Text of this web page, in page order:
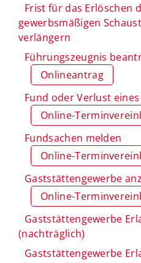
Frist für das Erlöschen
gewerbsmäßigen
verlängern
Führungszeugnis
Onlineantrag
Fund oder Verlust
Online-
Fundsachen melden
Online-
Gaststättengewerbe
Online-
Gaststättengewerbe
(nachträglich)
Gaststättengewerbe